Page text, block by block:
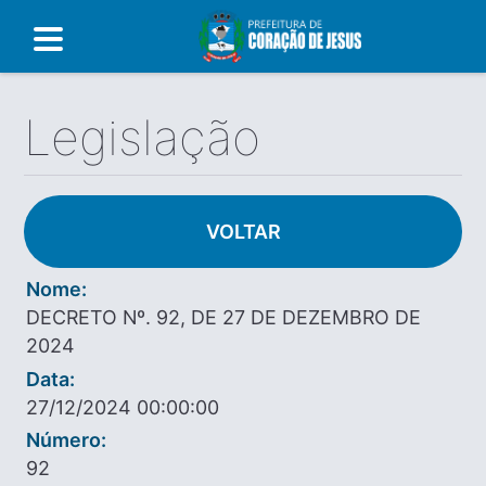
Legislação
VOLTAR
Nome:
DECRETO Nº. 92, DE 27 DE DEZEMBRO DE
2024
Data:
27/12/2024 00:00:00
Número:
92